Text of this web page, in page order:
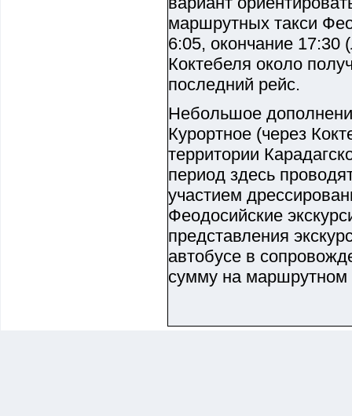
маршрутных такси
6:05, окончание 17:30
Коктебеля около
последний рейс.
Небольшое
Курортное (через
территории
период здесь
участием
Феодосийские
представления
автобусе в
сумму на маршрутном